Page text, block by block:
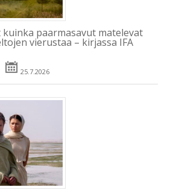
paarmasavut matelevat
vierustaa – kirjassa IFA
25.7.2026